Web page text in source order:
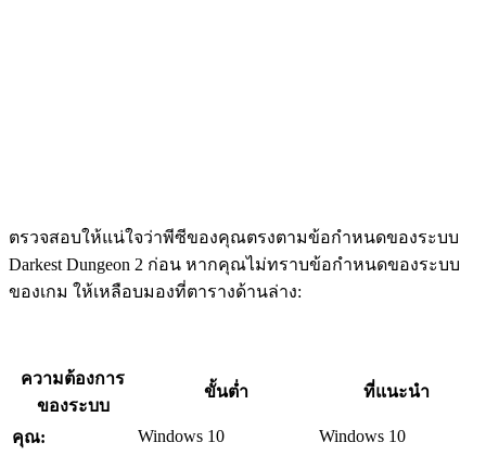
ตรวจสอบให้แน่ใจว่าพีซีของคุณตรงตามข้อกำหนดของระบบ
Darkest Dungeon 2 ก่อน หากคุณไม่ทราบข้อกำหนดของระบบ
ของเกม ให้เหลือบมองที่ตารางด้านล่าง:
ความต้องการ
ของระบบ
ขั้นต่ำ ที่แนะนำ
คุณ: Windows 10 Windows 10